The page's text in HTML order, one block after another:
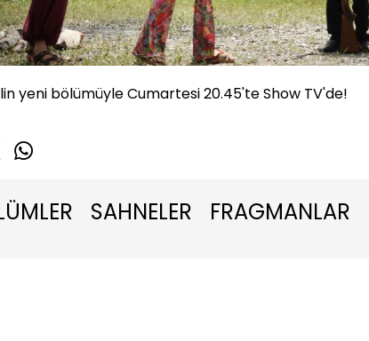
yeni bölümüyle Cumartesi 20.45'te Show TV'de!
SAHNELER FRAGMANLAR